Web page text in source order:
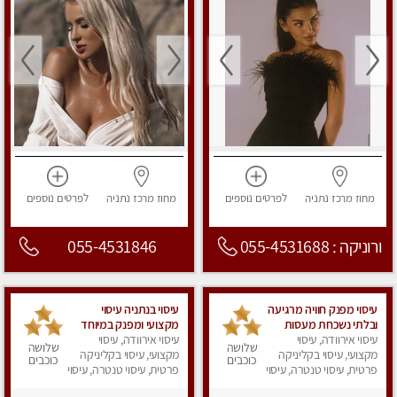
מחוז מרכז נתניה לפרטים נוספים
ורוניקה : 055-4531688
מחוז מרכז נתניה לפרטים נוספים
055-4531846
עיסוי מפנק חוויה מרגיעה
ובלתי נשכחת מעסות
מקצועיות
עיסוי אירוודה, עיסוי
מקצועי, עיסוי בקליניקה
פרטית, עיסוי טנטרה, עיסוי
שלושה
כוכבים
עיסוי בנתניה עיסוי
מקצועי ומפנק במיוחד
.....
עיסוי אירוודה, עיסוי
מקצועי, עיסוי בקליניקה
פרטית, עיסוי טנטרה, עיסוי
שלושה
כוכבים